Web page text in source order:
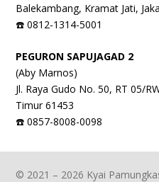
Balekambang, Kramat Jati,
☎️ 0812-1314-5001
PEGURON SAPUJAGAD 2
(Aby Marnos)
Jl. Raya Gudo No. 50, RT 05/
Timur 61453
☎️ 0857-8008-0098
© 2021 – 2026 Kyai